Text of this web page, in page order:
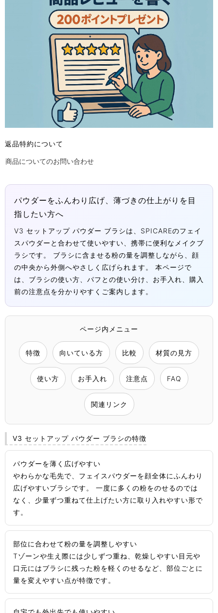
返品特約について
商品についてのお問い合わせ
パウダーをふんわり広げ、薄づきの仕上がりを目
指したい方へ
V3 セットアップ パウダー ブラシは、SPICAREのフェイ
スパウダーと合わせて使いやすい、携帯に便利なメイクブ
ラシです。 ブラシに含ませる粉の量を調整しながら、顔
の中央から外側へやさしく広げられます。 本ページで
は、ブラシの使い方、パフとの使い分け、お手入れ、購入
前の注意点を分かりやすくご案内します。
ページ内メニュー
特徴 向いている方 比較 材質の見方
使い方 お手入れ 注意点 FAQ
関連リンク
V3 セットアップ パウダー ブラシの特徴
パウダーを薄く広げやすい
やわらかな毛先で、フェイスパウダーを顔全体にふんわり
広げやすいブラシです。 一度に多くの粉をのせるのでは
なく、少量ずつ重ねて仕上げたい方に取り入れやすい形で
す。
部位に合わせて粉の量を調整しやすい
Tゾーンや生え際には少しずつ重ね、乾燥しやすい目元や
口元にはブラシに残った粉を軽くのせるなど、部位ごとに
量を変えやすい点が特徴です。